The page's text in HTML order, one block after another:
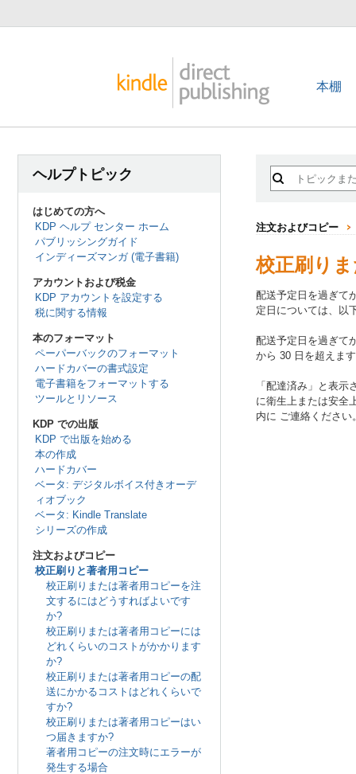
本棚
ヘルプトピック
はじめての方へ
KDP ヘルプ センター ホーム
パブリッシングガイド
インディーズマンガ (電子書籍)
アカウントおよび税金
KDP アカウントを設定する
税に関する情報
本のフォーマット
ペーパーバックのフォーマット
ハードカバーの書式設定
電子書籍をフォーマットする
ツールとリソース
KDP での出版
KDP で出版を始める
本の作成
ハードカバー
ベータ: デジタルボイス付きオーデ
ィオブック
ベータ: Kindle Translate
シリーズの作成
注文およびコピー
校正刷りと著者用コピー
校正刷りまたは著者用コピーを注
文するにはどうすればよいです
か?
校正刷りまたは著者用コピーには
どれくらいのコストがかかります
か?
校正刷りまたは著者用コピーの配
送にかかるコストはどれくらいで
すか?
校正刷りまたは著者用コピーはい
つ届きますか?
著者用コピーの注文時にエラーが
発生する場合
注文およびコピー
校正刷り
配送予定日を過ぎて
定日については、以
配送予定日を過ぎて
から 30 日を超えま
「配達済み 」と表示
に衛生上または安全
内に ご連絡ください